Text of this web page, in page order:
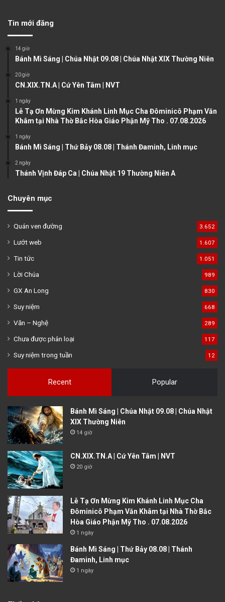
u
p
g
g
Tin mới đăng
14 giờ
Bánh Mì Sáng | Chúa Nhật 09.08 | Chúa Nhật XIX Thường Niên
20 giờ
CN.XIX.TN.A | Cứ Yên Tâm | NVT
1 ngày
Lễ Tạ Ơn Mừng Kim Khánh Linh Mục Cha Đôminicô Phạm Văn
Khâm tại Nhà Thờ Bắc Hòa Giáo Phận Mỹ Tho . 07.08.2026
1 ngày
Bánh Mì Sáng | Thứ Bảy 08.08 | Thánh Đaminh, Linh mục
2 ngày
Thánh Vịnh Đáp Ca | Chúa Nhật 19 Thường Niên A
Chuyên mục
Quán ven đường 3.652
Lướt web 1.607
Tin tức 1.051
Lời Chúa 989
GX An Long 830
Suy niệm 668
Văn – Nghệ 289
Chưa được phân loại 117
Suy niệm trong tuần 12
Recent Popular
Bánh Mì Sáng | Chúa Nhật 09.08 | Chúa Nhật
XIX Thường Niên
14 giờ
CN.XIX.TN.A | Cứ Yên Tâm | NVT
20 giờ
Lễ Tạ Ơn Mừng Kim Khánh Linh Mục Cha
Đôminicô Phạm Văn Khâm tại Nhà Thờ Bắc
Hòa Giáo Phận Mỹ Tho . 07.08.2026
1 ngày
Bánh Mì Sáng | Thứ Bảy 08.08 | Thánh
Đaminh, Linh mục
1 ngày